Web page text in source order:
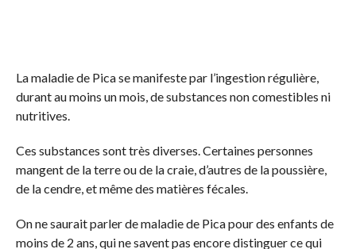
La maladie de Pica se manifeste par l’ingestion régulière,
durant au moins un mois, de substances non comestibles ni
nutritives.
Ces substances sont très diverses. Certaines personnes
mangent de la terre ou de la craie, d’autres de la poussière,
de la cendre, et même des matières fécales.
On ne saurait parler de maladie de Pica pour des enfants de
moins de 2 ans, qui ne savent pas encore distinguer ce qui